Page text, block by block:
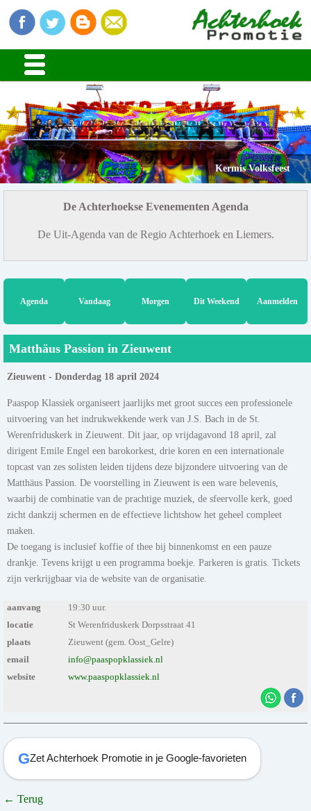
Kermis Volksfeest
De Achterhoekse Evenementen Agenda
De Uit-Agenda van de Regio Achterhoek en Liemers.
Agenda Vandaag Morgen Dit Weekend Aanmelden
Matthäus Passion in Zieuwent
Zieuwent - Donderdag 18 april 2024
Paaspop Klassiek organiseert jaarlijks met groot succes een professionele
uitvoering van het indrukwekkende werk van J.S. Bach in de St.
Werenfriduskerk in Zieuwent. Dit jaar, op vrijdagavond 18 april, zal
dirigent Emile Engel een barokorkest, drie koren en een internationale
topcast van zes solisten leiden tijdens deze bijzondere uitvoering van de
Matthäus Passion. De voorstelling in Zieuwent is een ware belevenis,
waarbij de combinatie van de prachtige muziek, de sfeervolle kerk, goed
zicht dankzij schermen en de effectieve lichtshow het geheel compleet
maken.
De toegang is inclusief koffie of thee bij binnenkomst en een pauze
drankje. Tevens krijgt u een programma boekje. Parkeren is gratis. Tickets
zijn verkrijgbaar via de website van de organisatie.
aanvang
19:30 uur.
locatie
St Werenfriduskerk Dorpsstraat 41
plaats
Zieuwent (gem. Oost_Gelre)
email
info@paaspopklassiek.nl
website
www.paaspopklassiek.nl
GZet Achterhoek Promotie in je Google-favorieten
← Terug